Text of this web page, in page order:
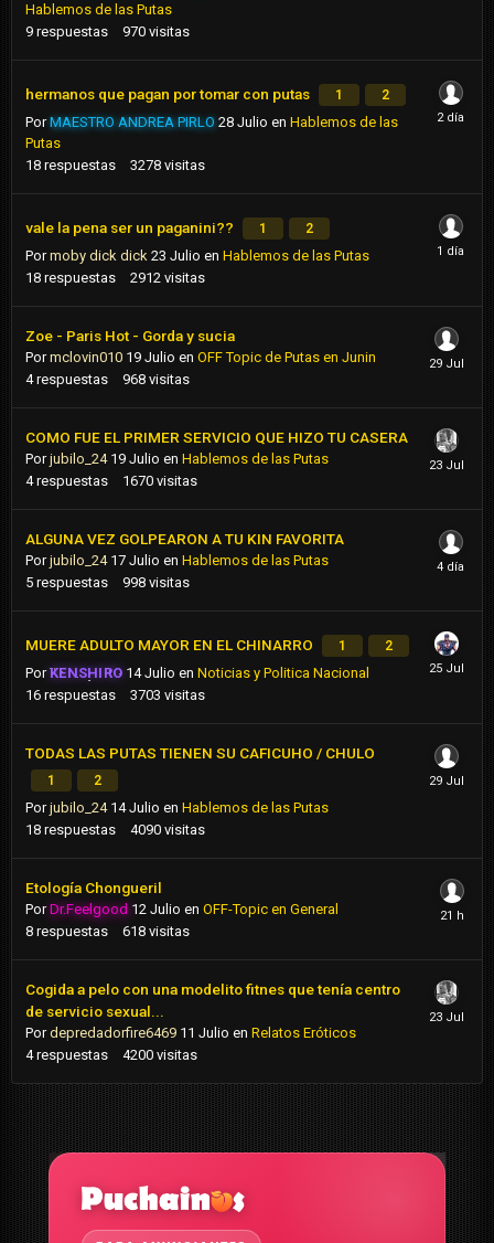
Hablemos de las Putas
9 respuestas 970 visitas
hermanos que pagan por tomar con putas 1 2
PorMAESTRO ANDREA PIRLO 28 Julio en Hablemos de las
Putas
18 respuestas 3278 visitas
vale la pena ser un paganini?? 1 2
Pormoby dick dick 23 Julio en Hablemos de las Putas
18 respuestas 2912 visitas
Zoe - Paris Hot - Gorda y sucia
Pormclovin010 19 Julio en OFF Topic de Putas en Junin
4 respuestas 968 visitas
COMO FUE EL PRIMER SERVICIO QUE HIZO TU CASERA
Porjubilo_24 19 Julio en Hablemos de las Putas
4 respuestas 1670 visitas
ALGUNA VEZ GOLPEARON A TU KIN FAVORITA
Porjubilo_24 17 Julio en Hablemos de las Putas
5 respuestas 998 visitas
MUERE ADULTO MAYOR EN EL CHINARRO 1 2
PorKENSHIRO 14 Julio enNoticias y Politica Nacional
16 respuestas 3703 visitas
TODAS LAS PUTAS TIENEN SU CAFICUHO / CHULO
1 2
Porjubilo_24 14 Julio en Hablemos de las Putas
18 respuestas 4090 visitas
Etología Chongueril
PorDr.Feelgood 12 Julio en OFF-Topic en General
8 respuestas 618 visitas
Cogida a pelo con una modelito fitnes que tenía centro
de servicio sexual...
Pordepredadorfire6469 11 Julio en Relatos Eróticos
4 respuestas 4200 visitas